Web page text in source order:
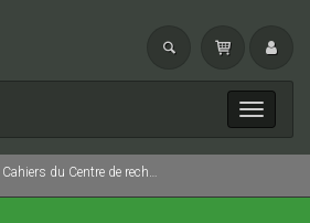
Toggle
Cahiers du Centre de recherches sur l'évolution de la vie rurale